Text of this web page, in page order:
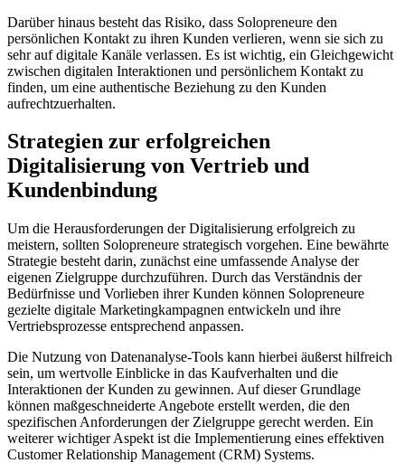
Darüber hinaus besteht das Risiko, dass Solopreneure den
persönlichen Kontakt zu ihren Kunden verlieren, wenn sie sich zu
sehr auf digitale Kanäle verlassen. Es ist wichtig, ein Gleichgewicht
zwischen digitalen Interaktionen und persönlichem Kontakt zu
finden, um eine authentische Beziehung zu den Kunden
aufrechtzuerhalten.
Strategien zur erfolgreichen
Digitalisierung von Vertrieb und
Kundenbindung
Um die Herausforderungen der Digitalisierung erfolgreich zu
meistern, sollten Solopreneure strategisch vorgehen. Eine bewährte
Strategie besteht darin, zunächst eine umfassende Analyse der
eigenen Zielgruppe durchzuführen. Durch das Verständnis der
Bedürfnisse und Vorlieben ihrer Kunden können Solopreneure
gezielte digitale Marketingkampagnen entwickeln und ihre
Vertriebsprozesse entsprechend anpassen.
Die Nutzung von Datenanalyse-Tools kann hierbei äußerst hilfreich
sein, um wertvolle Einblicke in das Kaufverhalten und die
Interaktionen der Kunden zu gewinnen. Auf dieser Grundlage
können maßgeschneiderte Angebote erstellt werden, die den
spezifischen Anforderungen der Zielgruppe gerecht werden. Ein
weiterer wichtiger Aspekt ist die Implementierung eines effektiven
Customer Relationship Management (CRM) Systems.